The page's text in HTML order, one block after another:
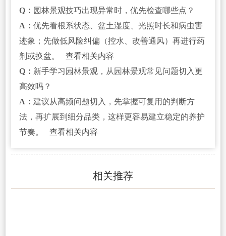
Q： 园林景观技巧出现异常时，优先检查哪些点？
A： 优先看根系状态、盆土湿度、光照时长和病虫害
迹象；先做低风险纠偏（控水、改善通风）再进行药
剂或换盆。
查看相关内容
Q： 新手学习园林景观，从园林景观常见问题切入更
高效吗？
A： 建议从高频问题切入，先掌握可复用的判断方
法，再扩展到细分品类，这样更容易建立稳定的养护
节奏。
查看相关内容
相关推荐